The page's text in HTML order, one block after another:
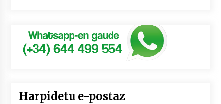
Harpidetu e-postaz